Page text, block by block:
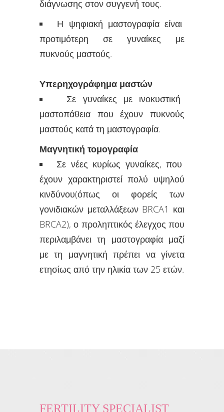
διάγνωσης στον συγγενή τους.
Η ψηφιακή μαστογραφία είναι
προτιμότερη σε γυναίκες με
πυκνούς μαστούς.
Υπερηχογράφημα μαστών
Σε γυναίκες με ινοκυστική
μαστοπάθεια που έχουν πυκνούς
μαστούς κατά τη μαστογραφία.
Μαγνητική τομογραφία
Σε νέες κυρίως γυναίκες, που
έχουν χαρακτηριστεί πολύ υψηλού
κινδύνου(όπως οι φορείς των
γονιδιακών μεταλλάξεων BRCA1 και
BRCA2), ο προληπτικός έλεγχος που
περιλαμβάνει τη μαστογραφία μαζί
με τη μαγνητική πρέπει να γίνετα
ετησίως από την ηλικία των 25 ετών.
FERTILITY SPECIALIST